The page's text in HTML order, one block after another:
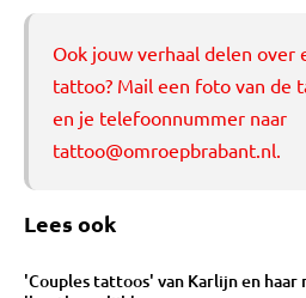
Ook jouw verhaal delen over
tattoo? Mail een foto van de
en je telefoonnummer naar
tattoo@omroepbrabant.nl.
Lees ook
'Couples tattoos' van Karlijn en haar